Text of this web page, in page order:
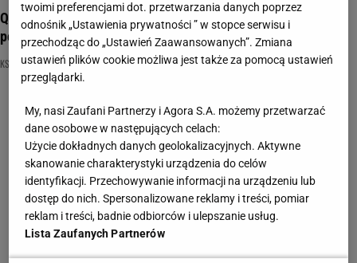
Quiz z lektur szkolnych. Sprawdź, czy dasz nauczycielom
powód do dumy
KSIĄŻKA KSIĄŻKI LEKTURA
twoimi preferencjami dot. przetwarzania danych poprzez
odnośnik „Ustawienia prywatności ” w stopce serwisu i
przechodząc do „Ustawień Zaawansowanych”. Zmiana
ustawień plików cookie możliwa jest także za pomocą ustawień
przeglądarki.
My, nasi Zaufani Partnerzy i Agora S.A. możemy przetwarzać
dane osobowe w następujących celach:
Użycie dokładnych danych geolokalizacyjnych. Aktywne
skanowanie charakterystyki urządzenia do celów
identyfikacji. Przechowywanie informacji na urządzeniu lub
dostęp do nich. Spersonalizowane reklamy i treści, pomiar
reklam i treści, badnie odbiorców i ulepszanie usług.
Lista Zaufanych Partnerów